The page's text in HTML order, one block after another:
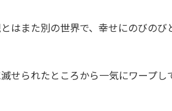
はまた別の世界で、幸せにのびの
せられたところから一気にワープし